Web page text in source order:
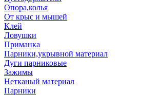
Опора,колья
От крыс и мышей
Клей
Ловушки
Приманка
Парники,укрывной материал
Дуги парниковые
Зажимы
Нетканый материал
Парники